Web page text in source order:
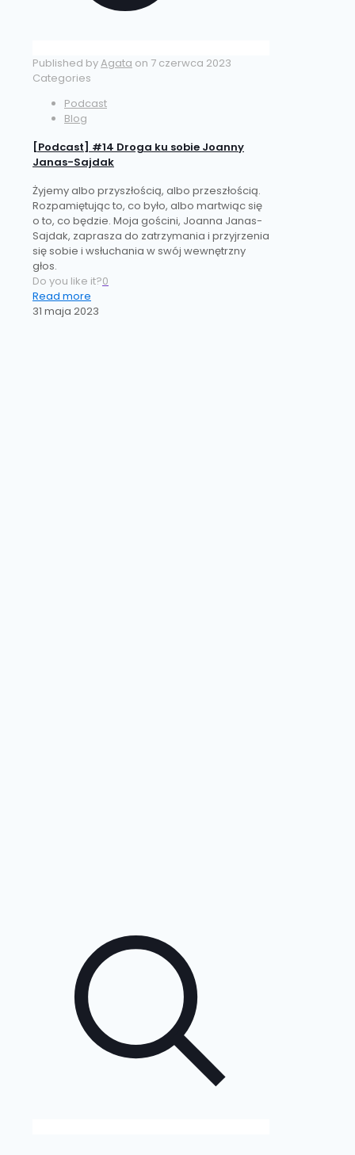
Published byAgata on 7 czerwca 2023
Categories
Podcast
Blog
[Podcast] #14 Droga ku sobie Joanny
Janas-Sajdak
Żyjemy albo przyszłością, albo przeszłością.
Rozpamiętując to, co było, albo martwiąc się
o to, co będzie. Moja gościni, Joanna Janas-
Sajdak, zaprasza do zatrzymania i przyjrzenia
się sobie i wsłuchania w swój wewnętrzny
głos.
Do you like it?0
Read more
31 maja 2023